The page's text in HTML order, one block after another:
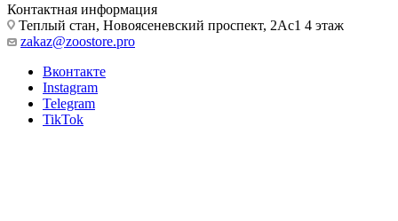
Контактная информация
Теплый стан, Новоясеневский проспект, 2Ас1 4 этаж
zakaz@zoostore.pro
Вконтакте
Instagram
Telegram
TikTok